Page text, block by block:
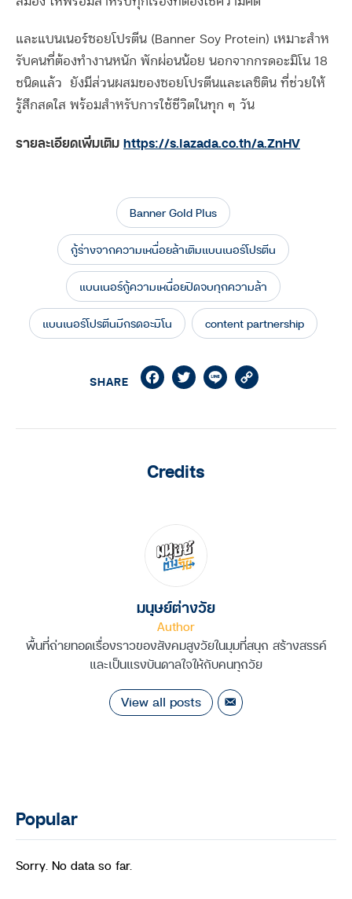
และแบนเนอร์ซอยโปรตีน (Banner Soy Protein) เหมาะสําห
รับคนที่ต้องทํางานหนัก พักผ่อนน้อย นอกจากกรดอะมิโน 18
ชนิดแล้ว ยังมีส่วนผสมของซอยโปรตีนและเลซิติน ที่ช่วยให้
รู้สึกสดใส พร้อมสำหรับการใช้ชีวิตในทุก ๆ วัน
รายละเอียดเพิ่มเติม https://s.lazada.co.th/a.ZnHV
Banner Gold Plus
กู้ร่างจากความเหนื่อยล้าเติมแบนเนอร์โปรตีน
แบนเนอร์กู้ความเหนื่อยปิดจบทุกความล้า
แบนเนอร์โปรตีนมีกรดอะมิโน content partnership
SHARE FacebookTwitterLine
Credits
มนุษย์ต่างวัย
Author
พื้นที่ถ่ายทอดเรื่องราวของสังคมสูงวัยในมุมที่สนุก สร้างสรรค์
และเป็นแรงบันดาลใจให้กับคนทุกวัย
View all posts
Popular
Sorry. No data so far.